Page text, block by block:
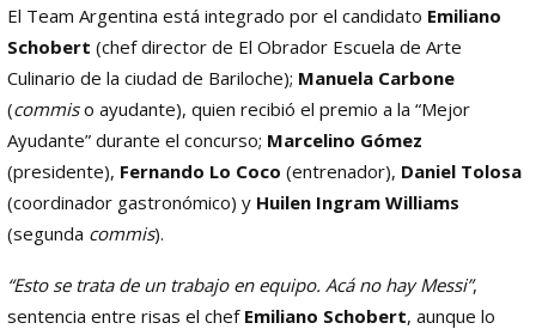
El Team Argentina está integrado por el candidato Emiliano
Schobert (chef director de El Obrador Escuela de Arte
Culinario de la ciudad de Bariloche); Manuela Carbone
(commiso ayudante), quien recibió el premio a la “Mejor
Ayudante” durante el concurso; Marcelino Gómez
(presidente), Fernando Lo Coco (entrenador), Daniel Tolosa
(coordinador gastronómico) y Huilen Ingram Williams
(segunda commis).
“Esto se trata de un trabajo en equipo. Acá no hay Messi”,
sentencia entre risas el chef Emiliano Schobert, aunque lo